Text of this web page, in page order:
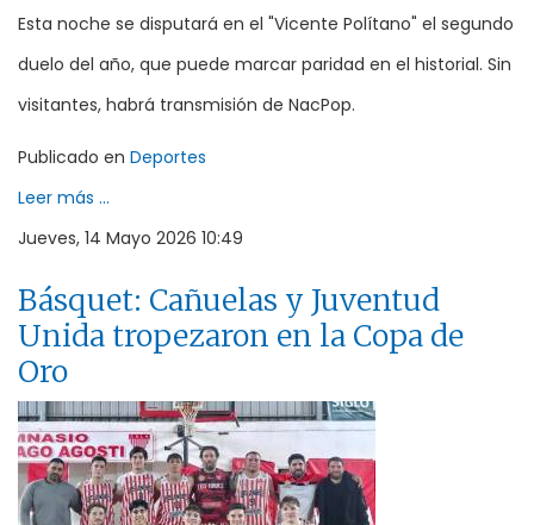
Esta noche se disputará en el "Vicente Polítano" el segundo
duelo del año, que puede marcar paridad en el historial. Sin
visitantes, habrá transmisión de NacPop.
Publicado en Deportes
Leer más ...
Jueves, 14 Mayo 2026 10:49
Básquet: Cañuelas y Juventud
Unida tropezaron en la Copa de
Oro